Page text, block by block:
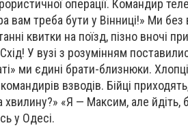
операції. Командир
вам треба бути у Вінниці!» Ми без
квитки на поїзд, пізно вночі
У вузі з розумінням
ми єдині брати-близнюки.
взводів. Бійці
«Я — Максим, але йдіть,
у Одесі.